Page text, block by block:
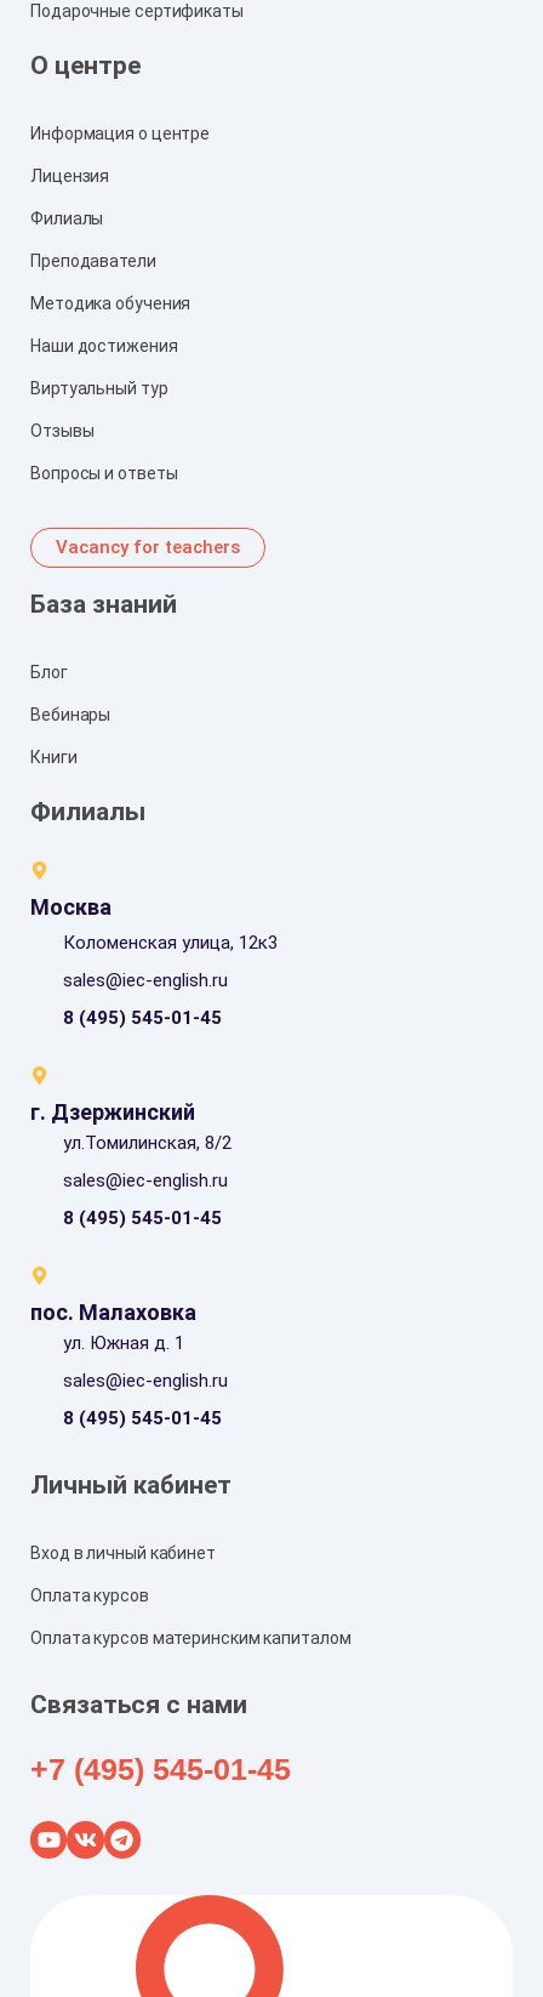
Подарочные сертификаты
О центре
Информация о центре
Лицензия
Филиалы
Преподаватели
Методика обучения
Наши достижения
Виртуальный тур
Отзывы
Вопросы и ответы
Vacancy for teachers
База знаний
Блог
Вебинары
Книги
Филиалы
Москва
Коломенская улица, 12к3
sales@iec-english.ru
8 (495) 545-01-45
г. Дзержинский
ул.Томилинская, 8/2
sales@iec-english.ru
8 (495) 545-01-45
пос. Малаховка
ул. Южная д. 1
sales@iec-english.ru
8 (495) 545-01-45
Личный кабинет
Вход в личный кабинет
Оплата курсов
Оплата курсов материнским капиталом
Связаться с нами
+7 (495) 545-01-45